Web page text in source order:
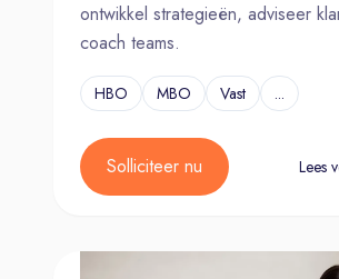
ontwikkel strategieën, adviseer
coach teams.
HBO MBO Vast ...
Solliciteer nu Lees